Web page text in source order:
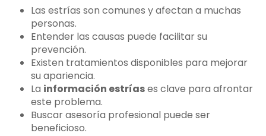
Las estrías son comunes y afectan a muchas
personas.
Entender las causas puede facilitar su
prevención.
Existen tratamientos disponibles para mejorar
su apariencia.
La información estríases clave para afrontar
este problema.
Buscar asesoría profesional puede ser
beneficioso.